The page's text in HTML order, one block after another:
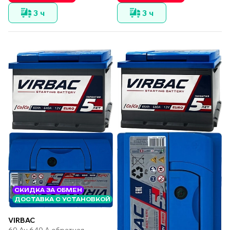
3 ч 3 ч
СКИДКА ЗА ОБМЕН
ДОСТАВКА С УСТАНОВКОЙ
VIRBAC